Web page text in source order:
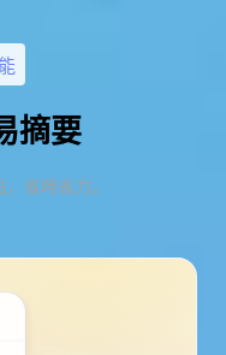
摘要
省時省力。